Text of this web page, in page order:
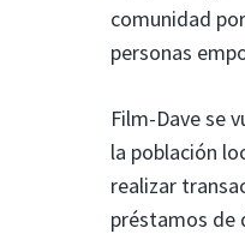
comunidad
personas
Film-Dave se
la población
realizar
préstamos de